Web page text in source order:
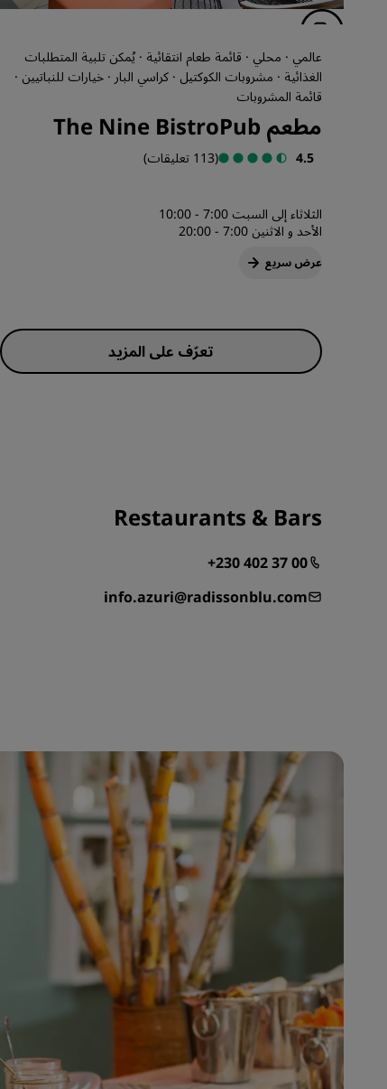
عالمي · محلي · قائمة طعام انتقائية · يُمكن تلبية المتطلبات
الغذائية · مشروبات الكوكتيل · كراسي البار · خيارات للنباتيين ·
قائمة المشروبات
مطعم The Nine BistroPub
4.5 (113 تعليقات)
الثلاثاء إلى السبت 7:00 - 10:00
الأحد و الاثنين 7:00 - 20:00
عرض سريع
Restaurants & Bars
+230 402 37 00
info.azuri@radissonblu.com